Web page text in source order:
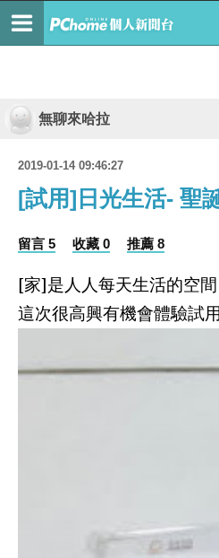
無聊來哈拉
2019-01-14 09:46:27
[試用]日光生活- 聖
留言 5 收藏 0 推薦 8
[家]是人人每天生活的空
這次很高興有機會體驗試